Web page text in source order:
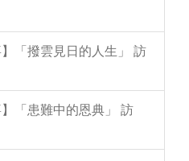
「撥雲見日的人生」 訪
「患難中的恩典」 訪